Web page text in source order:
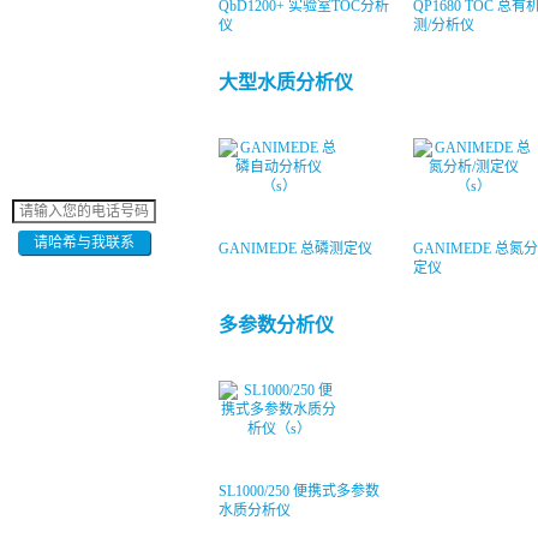
QbD1200+ 实验室TOC分析
仪
QP1680 TOC 总有
测/分析仪
大型水质分析仪
GANIMEDE 总磷测定仪
GANIMEDE 总氮
定仪
多参数分析仪
SL1000/250 便携式多参数
水质分析仪
请哈希与我联系